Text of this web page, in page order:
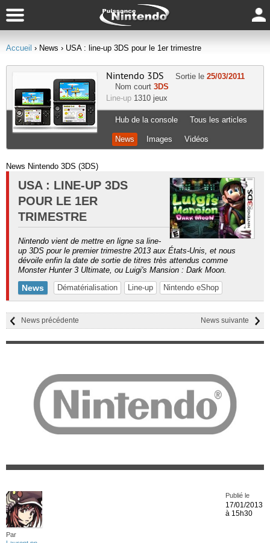
Accueil › News › USA : line-up 3DS pour le 1er trimestre
Nintendo 3DS Sortie le 25/03/2011
Nom court 3DS
Line-up 1310 jeux
Hub de la console Tous les articles
News Images Vidéos
News Nintendo 3DS (3DS)
USA : LINE-UP 3DS
POUR LE 1ER
TRIMESTRE
Nintendo vient de mettre en ligne sa line-
up 3DS pour le premier trimestre 2013 aux États-Unis, et nous
dévoile enfin la date de sortie de titres très attendus comme
Monster Hunter 3 Ultimate, ou Luigi's Mansion : Dark Moon.
News Dématérialisation Line-up Nintendo eShop
News suivante
News précédente
Par
Publié le
17/01/2013
à 15h30